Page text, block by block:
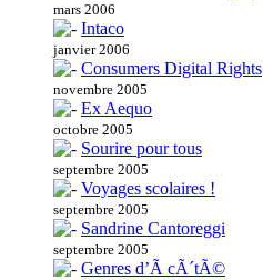
mars 2006
Intaco
janvier 2006
Consumers Digital Rights
novembre 2005
Ex Aequo
octobre 2005
Sourire pour tous
septembre 2005
Voyages scolaires !
septembre 2005
Sandrine Cantoreggi
septembre 2005
Genres d’Ã cÃ´tÃ©